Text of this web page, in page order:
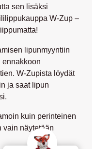
sen lisäksi
W-Zup –
lipunmyyntiin
ennakkoon
W-Zupista löydät
ja saat lipun
kuin perinteinen
vain näytetään